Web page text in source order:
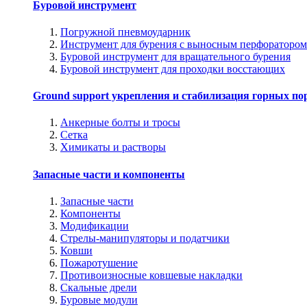
Буровой инструмент
Погружной пневмоударник
Инструмент для бурения с выносным перфоратором
Буровой инструмент для вращательного бурения
Буровой инструмент для проходки восстающих
Ground support укрепления и стабилизация горных
Анкерные болты и тросы
Сетка
Химикаты и растворы
Запасные части и компоненты
Запасные части
Компоненты
Модификации
Стрелы-манипуляторы и податчики
Ковши
Пожаротушение
Противоизносные ковшевые накладки
Скальные дрели
Буровые модули